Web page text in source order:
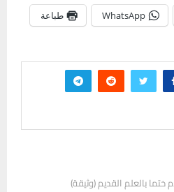
WhatsApp طباعة
ختما بالعلم القديم (وثيقة)